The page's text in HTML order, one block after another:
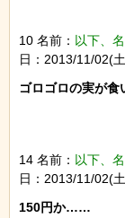
10 名前： 以下、
日：2013/11/02(
ゴロゴロの実が食
14 名前： 以下、
日：2013/11/02(
150円か……